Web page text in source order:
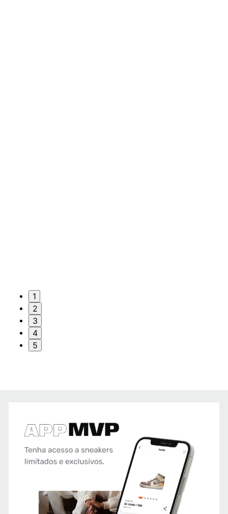
1
2
3
4
5